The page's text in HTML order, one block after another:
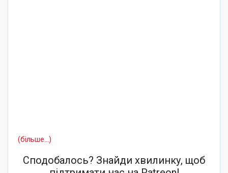
(більше…)
Сподобалось? Знайди хвилинку, щоб